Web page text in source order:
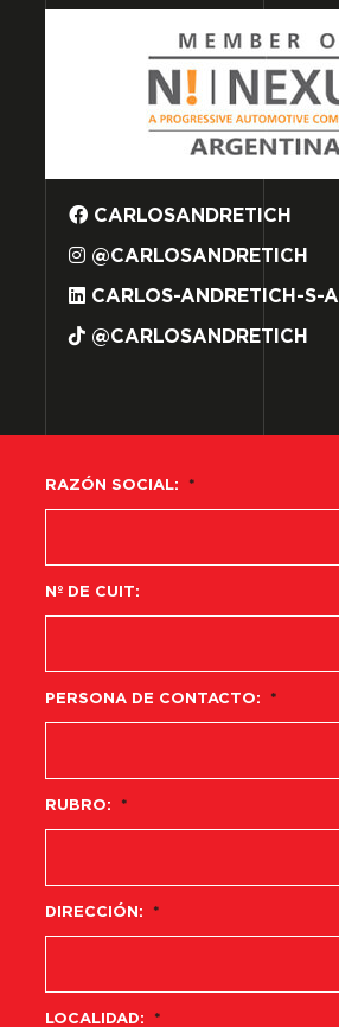
CARLOSANDRETICH
@CARLOSANDRETICH
CARLOS-ANDRETICH-S-A
@CARLOSANDRETICH
RAZÓN SOCIAL: *
Nº DE CUIT:
PERSONA DE CONTACTO: *
RUBRO: *
DIRECCIÓN: *
LOCALIDAD: *